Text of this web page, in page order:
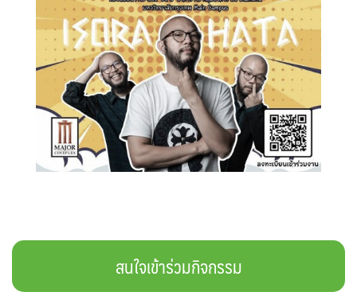
Search
for:
Search
สนใจเข้าร่วมกิจกรรม